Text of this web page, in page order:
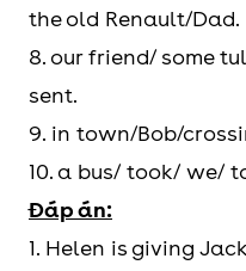
the old Renault/Dad.
8. our friend/ some
sent.
9. in town/Bob/
10. a bus/ took/ we/
Đáp án:
1. Helen is giving